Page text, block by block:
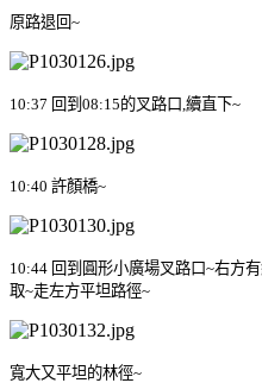
原路退回 ~
10:37 回到 08:15的叉路口 續直下~
10:40 許顏橋~
10:44 回到圓形小廣場叉路口~右方
取~走左方平坦路徑~
寬大又平坦的林徑~